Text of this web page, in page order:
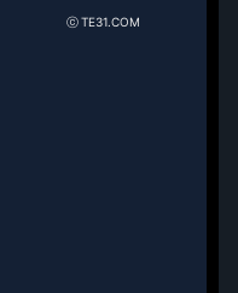
ⓒ TE31.COM